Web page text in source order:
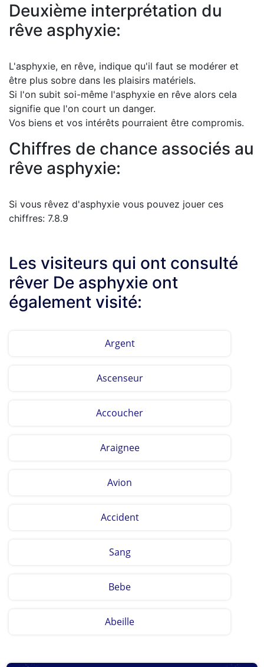
Deuxième interprétation du
rêve asphyxie:
L'asphyxie, en rêve, indique qu'il faut se modérer et
être plus sobre dans les plaisirs matériels.
Si l'on subit soi-même l'asphyxie en rêve alors cela
signifie que l'on court un danger.
Vos biens et vos intérêts pourraient être compromis.
Chiffres de chance associés au
rêve asphyxie:
Si vous rêvez d'asphyxie vous pouvez jouer ces
chiffres: 7.8.9
Les visiteurs qui ont consulté
rêver De asphyxie ont
également visité:
Argent
Ascenseur
Accoucher
Araignee
Avion
Accident
Sang
Bebe
Abeille